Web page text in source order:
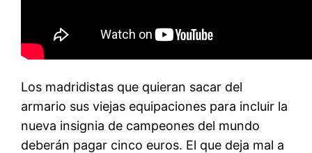
Los madridistas que quieran sacar del
armario sus viejas equipaciones para incluir la
nueva insignia de campeones del mundo
deberán pagar cinco euros. El que deja mal a